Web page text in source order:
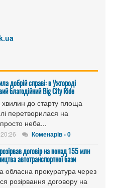
добрій справі: в Ужгороді
благодійний Big City Ride
хвилин до старту площа
перетворилася на
неба...
Коменарів - 0
договір на понад 155 млн
автотранспортної бази
обласна прокуратура через
розірвання договору на